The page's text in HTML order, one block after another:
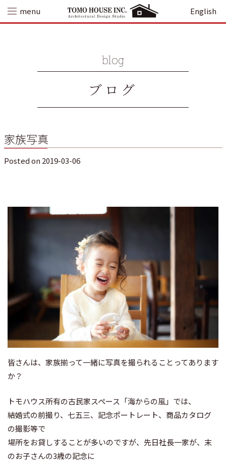
content
menu English
blog
ブログ
家族写真
Posted on 2019-03-06
皆さんは、家族揃って一緒に写真を撮られることってあります
か？
トモハウス所有の古民家スペース「海からの風」では、
結婚式の前撮り、七五三、記念ポートレート、商品カタログ
の撮影等で
場所をお貸しすることが多いのですが、先日社長一家が、末
のお子さんの3歳の記念に